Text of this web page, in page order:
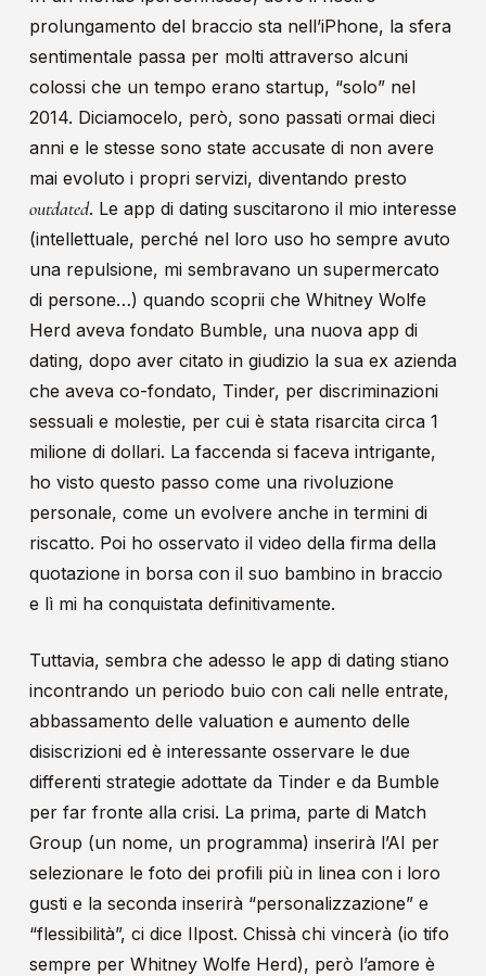
prolungamento del braccio sta nell’iPhone, la sfera
sentimentale passa per molti attraverso alcuni
colossi che un tempo erano startup, “solo” nel
2014. Diciamocelo, però, sono passati ormai dieci
anni e le stesse sono state accusate di non avere
mai evoluto i propri servizi, diventando presto
outdated. Le app di dating suscitarono il mio interesse
(intellettuale, perché nel loro uso ho sempre avuto
una repulsione, mi sembravano un supermercato
di persone…) quando scoprii che Whitney Wolfe
Herd aveva fondato Bumble, una nuova app di
dating, dopo aver citato in giudizio la sua ex azienda
che aveva co-fondato, Tinder, per discriminazioni
sessuali e molestie, per cui è stata risarcita circa 1
milione di dollari. La faccenda si faceva intrigante,
ho visto questo passo come una rivoluzione
personale, come un evolvere anche in termini di
riscatto. Poi ho osservato il video della firma della
quotazione in borsa con il suo bambino in braccio
e lì mi ha conquistata definitivamente.
Tuttavia, sembra che adesso le app di dating stiano
incontrando un periodo buio con cali nelle entrate,
abbassamento delle valuation e aumento delle
disiscrizioni ed è interessante osservare le due
differenti strategie adottate da Tinder e da Bumble
per far fronte alla crisi. La prima, parte di Match
Group (un nome, un programma) inserirà l’AI per
selezionare le foto dei profili più in linea con i loro
gusti e la seconda inserirà “personalizzazione” e
“flessibilità”, ci dice Ilpost. Chissà chi vincerà (io tifo
sempre per Whitney Wolfe Herd), però l’amore è